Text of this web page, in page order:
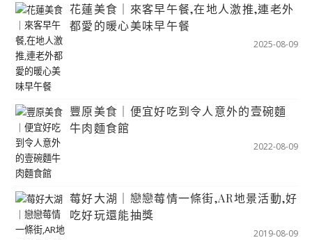
花蓮美食｜來客早午餐,在地人激推,連老外
都愛的暖心美味早午餐
2025-08-09
豐原美食｜便宜好吃到令人意外的壹碗麵
牛肉麵食館
2022-08-09
莓好大湖｜戀戀莓情一條街,AR地景活動,好
吃好玩還能抽獎
2019-08-09